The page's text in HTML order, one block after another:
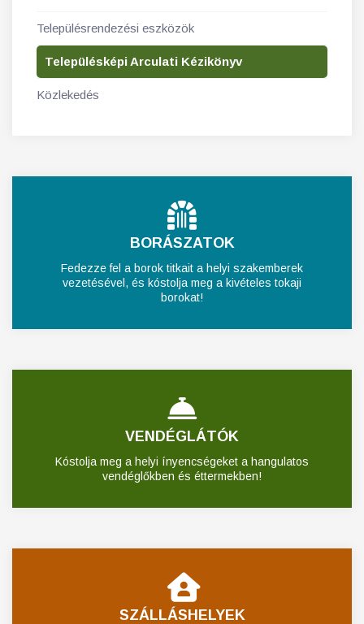
Településrendezési eszközök
Településképi Arculati Kézikönyv
Közlekedés
BORÁSZATOK
Fedezze fel a borok titkait a helyi szakemberek
vezetésével, és kóstolja meg a kivételes tokaji
borokat!
VENDÉGLÁTÓK
Kóstolja meg a helyi ínyencségeket a hangulatos
vendéglőkben és éttermekben!
SZÁLLÁSHELYEK